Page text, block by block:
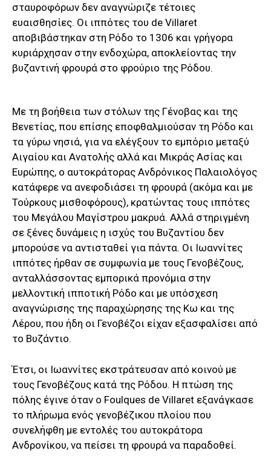
σταυροφόρων δεν αναγνώριζε τέτοιες
ευαισθησίες. Οι ιππότες του de Villaret
αποβιβάστηκαν στη Ρόδο το 1306 και γρήγορα
κυριάρχησαν στην ενδοχώρα, αποκλείοντας την
βυζαντινή φρουρά στο φρούριο της Ρόδου.
Με τη βοήθεια των στόλων της Γένοβας και της
Βενετίας, που επίσης εποφθαλμιούσαν τη Ρόδο και
τα γύρω νησιά, για να ελέγξουν το εμπόριο μεταξύ
Αιγαίου και Ανατολής αλλά και Μικράς Ασίας και
Ευρώπης, ο αυτοκράτορας Ανδρόνικος Παλαιολόγος
κατάφερε να ανεφοδιάσει τη φρουρά (ακόμα και με
Τούρκους μισθοφόρους), κρατώντας τους ιππότες
του Μεγάλου Μαγίστρου μακρυά. Αλλά στηριγμένη
σε ξένες δυνάμεις η ισχύς του Βυζαντίου δεν
μπορούσε να αντισταθεί για πάντα. Οι Ιωαννίτες
ιππότες ήρθαν σε συμφωνία με τους Γενοβέζους,
ανταλλάσσοντας εμπορικά προνόμια στην
μελλοντική ιπποτική Ρόδο και με υπόσχεση
αναγνώρισης της παραχώρησης της Κω και της
Λέρου, που ήδη οι Γενοβέζοι είχαν εξασφαλίσει από
το Βυζάντιο.
Έτσι, οι Ιωαννίτες εκστράτευσαν από κοινού με
τους Γενοβέζους κατά της Ρόδου. Η πτώση της
πόλης έγινε όταν ο Foulques de Villaret εξανάγκασε
το πλήρωμα ενός γενοβέζικου πλοίου που
συνελήφθη με εντολές του αυτοκράτορα
Ανδρονίκου, να πείσει τη φρουρά να παραδοθεί.